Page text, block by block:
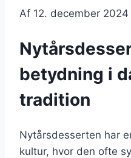
Af 12. december 2024
betydning i
tradition
Nytårsdesserten har
kultur, hvor den ofte